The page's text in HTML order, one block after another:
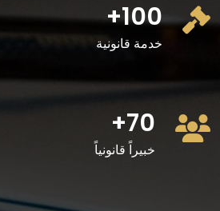
100+
خدمة قانونية
70+
خبيراً قانونياً